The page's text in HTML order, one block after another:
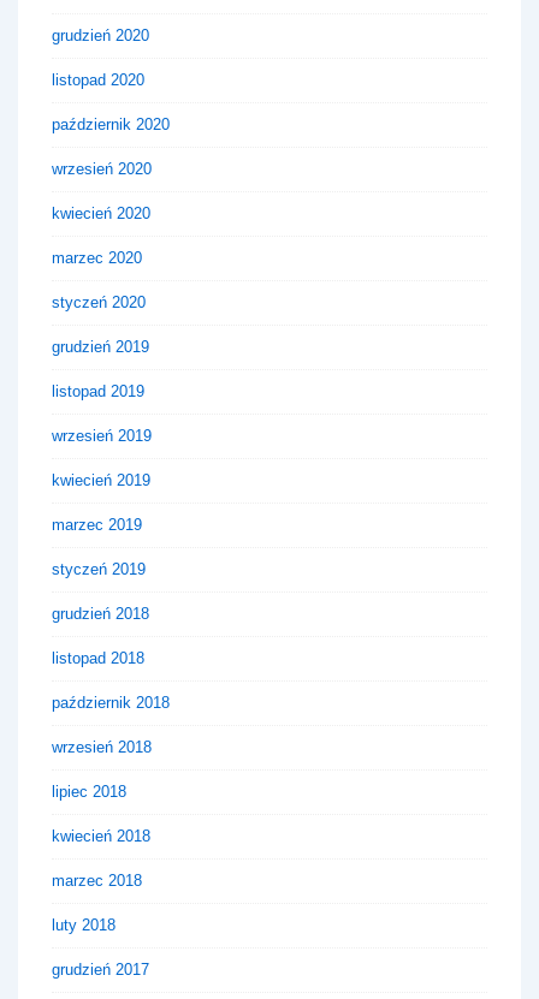
grudzień 2020
listopad 2020
październik 2020
wrzesień 2020
kwiecień 2020
marzec 2020
styczeń 2020
grudzień 2019
listopad 2019
wrzesień 2019
kwiecień 2019
marzec 2019
styczeń 2019
grudzień 2018
listopad 2018
październik 2018
wrzesień 2018
lipiec 2018
kwiecień 2018
marzec 2018
luty 2018
grudzień 2017